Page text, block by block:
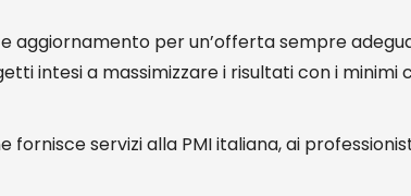
aggiornamento per un’offerta sempre
intesi a massimizzare i risultati con i
fornisce servizi alla PMI italiana, ai